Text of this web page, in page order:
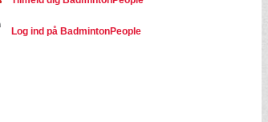
Log ind på BadmintonPeople